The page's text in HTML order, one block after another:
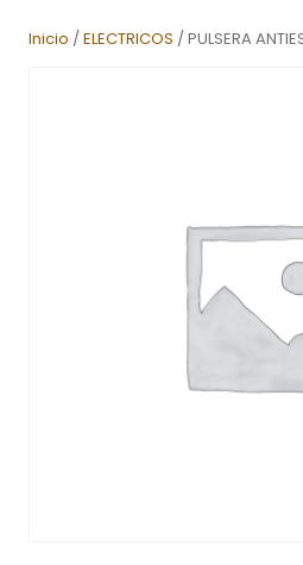
Inicio /ELECTRICOS / PULSERA